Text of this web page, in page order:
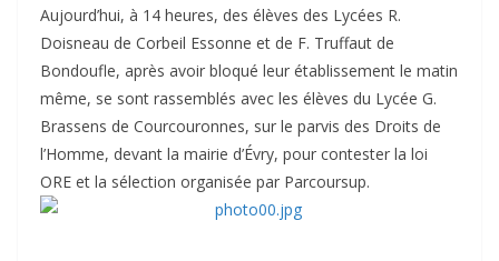
Aujourd’hui, à 14 heures, des élèves des Lycées R.
Doisneau de Corbeil Essonne et de F. Truffaut de
Bondoufle, après avoir bloqué leur établissement le matin
même, se sont rassemblés avec les élèves du Lycée G.
Brassens de Courcouronnes, sur le parvis des Droits de
l’Homme, devant la mairie d’Évry, pour contester la loi
ORE et la sélection organisée par Parcoursup.